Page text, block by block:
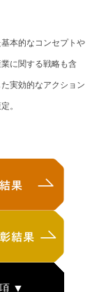
本的なコンセプトや
に関する戦略も含
実効的なアクション
。
▼